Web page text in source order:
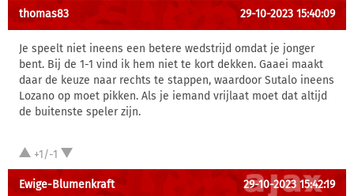
thomas83 29-10-2023 15:40:09
Je speelt niet ineens een betere wedstrijd omdat je jonger
bent. Bij de 1-1 vind ik hem niet te kort dekken. Gaaei maakt
daar de keuze naar rechts te stappen, waardoor Sutalo ineens
Lozano op moet pikken. Als je iemand vrijlaat moet dat altijd
de buitenste speler zijn.
+1/-1
Ewige-Blumenkraft 29-10-2023 15:42:19